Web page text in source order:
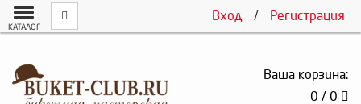
Вход / Регистрация
КАТАЛОГ
Ваша корзина:
0 / 0